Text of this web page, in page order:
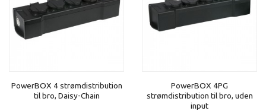
PowerBOX 4 strømdistribution
til bro, Daisy-Chain
PowerBOX 4PG
strømdistribution til bro, uden
input